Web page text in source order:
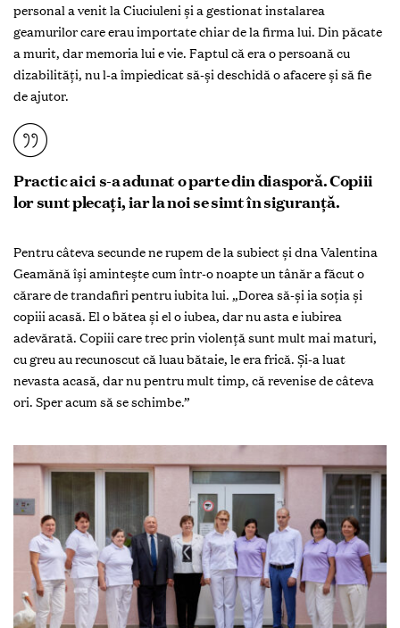
personal a venit la Ciuciuleni și a gestionat instalarea
geamurilor care erau importate chiar de la firma lui. Din păcate
a murit, dar memoria lui e vie. Faptul că era o persoană cu
dizabilități, nu l-a împiedicat să-și deschidă o afacere și să fie
de ajutor.
Practic aici s-a adunat o parte din diasporă. Copiii
lor sunt plecați, iar la noi se simt în siguranță.
Pentru câteva secunde ne rupem de la subiect și dna Valentina
Geamănă își amintește cum într-o noapte un tânăr a făcut o
cărare de trandafiri pentru iubita lui. „Dorea să-și ia soția și
copiii acasă. El o bătea și el o iubea, dar nu asta e iubirea
adevărată. Copiii care trec prin violență sunt mult mai maturi,
cu greu au recunoscut că luau bătaie, le era frică. Și-a luat
nevasta acasă, dar nu pentru mult timp, că revenise de câteva
ori. Sper acum să se schimbe.”